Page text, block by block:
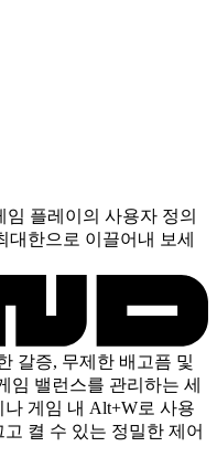
임 플레이의 사용자 정의
대한으로 이끌어내 보세
갈증, 무제한 배고픔 및
임 밸런스를 관리하는 세
게임 내 Alt+W로 사용
켤 수 있는 정밀한 제어